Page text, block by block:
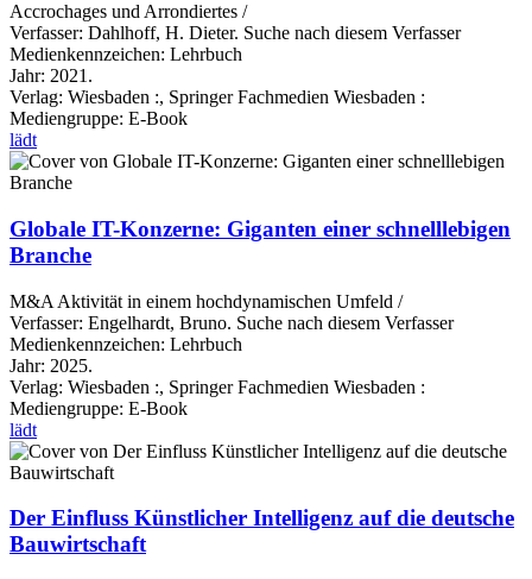
Accrochages und Arrondiertes /
Verfasser: Dahlhoff, H. Dieter. Suche nach diesem Verfasser
Medienkennzeichen: Lehrbuch
Jahr: 2021.
Verlag: Wiesbaden :, Springer Fachmedien Wiesbaden :
Mediengruppe: E-Book
lädt
Globale IT-Konzerne: Giganten einer schnelllebigen
Branche
M&A Aktivität in einem hochdynamischen Umfeld /
Verfasser: Engelhardt, Bruno. Suche nach diesem Verfasser
Medienkennzeichen: Lehrbuch
Jahr: 2025.
Verlag: Wiesbaden :, Springer Fachmedien Wiesbaden :
Mediengruppe: E-Book
lädt
Der Einfluss Künstlicher Intelligenz auf die deutsche
Bauwirtschaft